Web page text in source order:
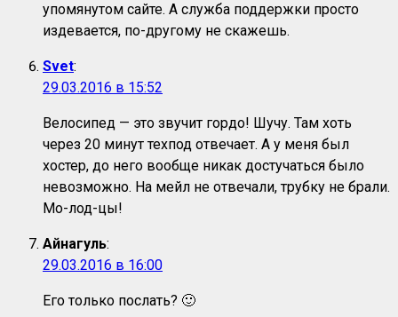
упомянутом сайте. А служба поддержки просто
издевается, по-другому не скажешь.
Svet:
29.03.2016 в 15:52
Велосипед — это звучит гордо! Шучу. Там хоть
через 20 минут техпод отвечает. А у меня был
хостер, до него вообще никак достучаться было
невозможно. На мейл не отвечали, трубку не брали.
Мо-лод-цы!
Айнагуль:
29.03.2016 в 16:00
Его только послать? 🙂